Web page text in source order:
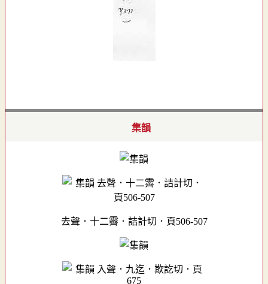
集韻
去聲．十二霽．詰計切．頁506-507